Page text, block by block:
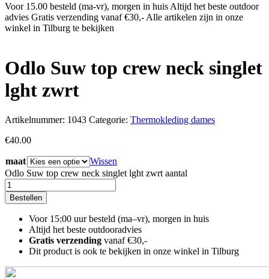
Voor 15.00 besteld (ma-vr), morgen in huis Altijd het beste outdoor
advies Gratis verzending vanaf €30,- Alle artikelen zijn in onze
winkel in Tilburg te bekijken
Odlo Suw top crew neck singlet
lght zwrt
Artikelnummer: 1043 Categorie: Thermokleding dames
€40.00
maat
Wissen
Odlo Suw top crew neck singlet lght zwrt aantal
Bestellen
Voor 15:00 uur besteld (ma–vr), morgen in huis
Altijd het beste outdooradvies
Gratis verzending vanaf €30,-
Dit product is ook te bekijken in onze winkel in Tilburg